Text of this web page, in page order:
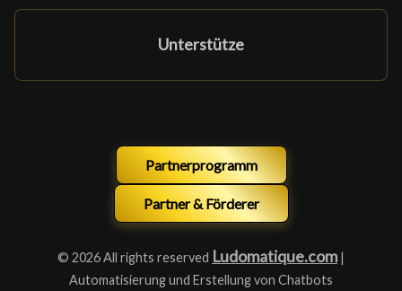
Unterstütze
Partnerprogramm
Partner & Förderer
© 2026 All rights reserved Ludomatique.com |
Automatisierung und Erstellung von Chatbots